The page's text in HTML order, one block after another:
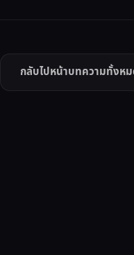
กลับไปหน้าบทความทั้งห